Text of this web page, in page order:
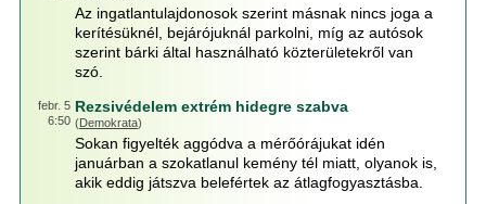
Az ingatlantulajdonosok szerint másnak nincs joga a
kerítésüknél, bejárójuknál parkolni, míg az autósok
szerint bárki által használható közterületekről van
szó.
febr. 5
6:50
Rezsivédelem extrém hidegre szabva
(Demokrata)
Sokan figyelték aggódva a mérőórájukat idén
januárban a szokatlanul kemény tél miatt, olyanok is,
akik eddig játszva belefértek az átlagfogyasztásba.